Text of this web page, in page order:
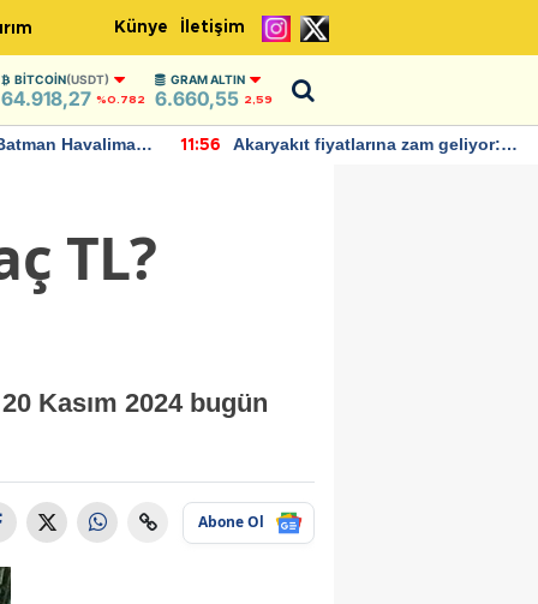
Künye İletişim
BITCOIN(USDT)
64.918,27 %0.782
GRAM ALTIN
6.660,55 2,59
Havalimanı
11:56
Akaryakıt fiyatlarına zam geliyor:
TL?
Kasım 2024 bugün
Abone Ol